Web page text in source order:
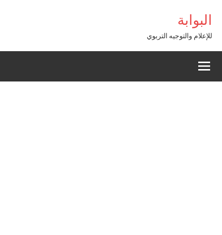
contenu
البوابة
للإعلام والتوجيه التربوي